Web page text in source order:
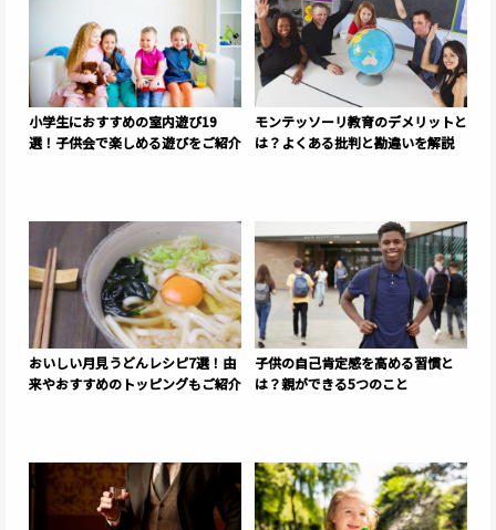
小学生におすすめの室内遊び19
選！子供会で楽しめる遊びをご紹介
モンテッソーリ教育のデメリットと
は？よくある批判と勘違いを解説
おいしい月見うどんレシピ7選！由
来やおすすめのトッピングもご紹介
子供の自己肯定感を高める習慣と
は？親ができる5つのこと